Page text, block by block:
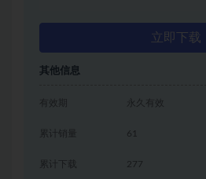
立即下载
其他信息
有效期 永久有效
累计销量 61
累计下载 277